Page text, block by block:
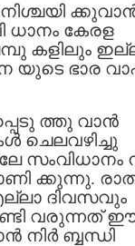
ധാനം കേരള
കളിലും
യുടെ ഭാര
ത്തു വാന്‍
ചെലവഴിച്ചു
സംവിധാനം
ക്കുന്നു.
ദിവസവും
ണ്ടി വരുന്നത്
നിര്‍ ബ്ബന്ധി